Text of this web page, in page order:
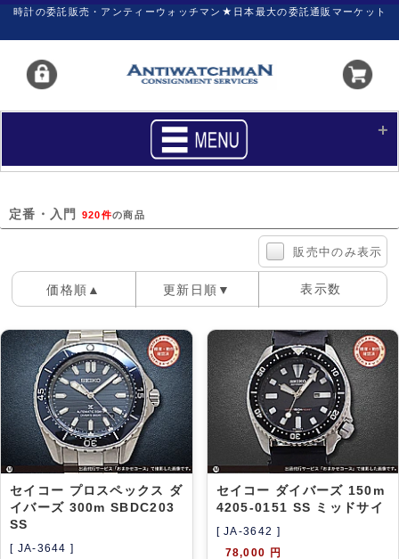
時計の委託販売・アンティーウォッチマン★日本最大の委託通販マーケット
買いたい 売りたい
マイページ
新着リスト 価格ダウン
価格の交渉 時計の修理
カレンダープライス ファイナルボックス
アーカイブ ブログ・特集記事
定番・入門 920件の商品
販売中のみ表示
価格順▲ 更新日順▼ 表示数
40件
60件
100件
セイコー プロスペックス ダ
イバーズ 300m SBDC203
SS
[ JA-3644 ]
セイコー ダイバーズ 150m
4205-0151 SS ミッドサイ
[ JA-3642 ]
78,000 円